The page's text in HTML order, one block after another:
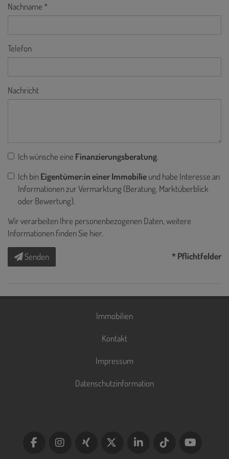
Nachname
Telefon
Nachricht
Ich wünsche eine Finanzierungsberatung.
Ich binEigentümer:in einer Immobilieund habe Interesse an
Informationen zur Vermarktung (Beratung, Marktüberblick
oder Bewertung).
Wir verarbeiten Ihre personenbezogenen Daten, weitere
Informationen finden Sie hier.
Senden * Pflichtfelder
Immobilien
Kontakt
Impressum
Datenschutzinformation